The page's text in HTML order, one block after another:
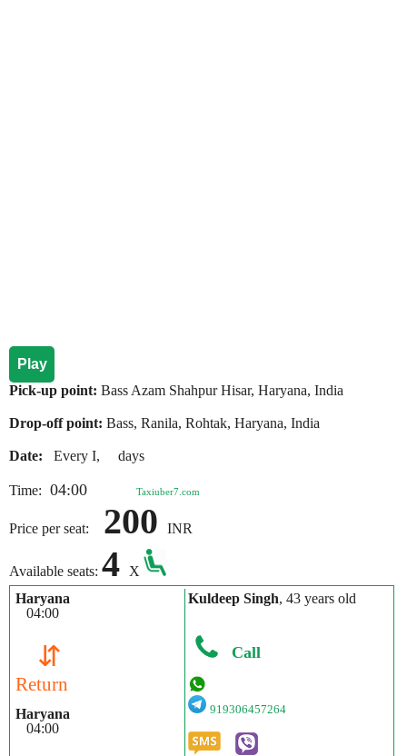
Play
Pick-up point: Bass Azam Shahpur Hisar, Haryana, India
Drop-off point: Bass, Ranila, Rohtak, Haryana, India
Date: Every I, days
Time: 04:00 Taxiuber7.com
Price per seat: 200 INR
Available seats: 4
X
Haryana
04:00
⇵
Return
Haryana
04:00
Kuldeep Singh, 43 years old
Call
919306457264